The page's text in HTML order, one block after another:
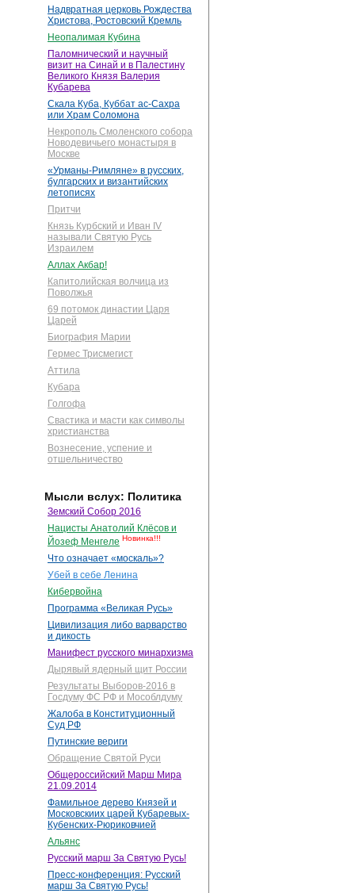
Надвратная церковь Рождества
Христова, Ростовский Кремль
Неопалимая Кубина
Паломнический и научный
визит на Синай и в Палестину
Великого Князя Валерия
Кубарева
Скала Куба, Куббат ас-Сахра
или Храм Соломона
Некрополь Смоленского собора
Новодевичьего монастыря в
Москве
«Урманы-Римляне» в русских,
булгарских и византийских
летописях
Притчи
Князь Курбский и Иван IV
называли Святую Русь
Израилем
Аллах Акбар!
Капитолийская волчица из
Поволжья
69 потомок династии Царя
Царей
Биография Марии
Гермес Трисмегист
Аттила
Кубара
Голгофа
Свастика и масти как символы
христианства
Вознесение, успение и
отшельничество
Мысли вслух: Политика
Земский Собор 2016
Нацисты Анатолий Клёсов и
Йозеф Менгеле Новинка!!!
Что означает «москаль»?
Убей в себе Ленина
Кибервойна
Программа «Великая Русь»
Цивилизация либо варварство
и дикость
Манифест русского минархизма
Дырявый ядерный щит России
Результаты Выборов-2016 в
Госдуму ФС РФ и Мособлдуму
Жалоба в Конституционный
Суд РФ
Путинские вериги
Обращение Святой Руси
Общероссийский Марш Мира
21.09.2014
Фамильное дерево Князей и
Московскиих царей Кубаревых-
Кубенских-Рюриковчией
Альянс
Русский марш За Святую Русь!
Пресс-конференция: Русский
марш За Святую Русь!